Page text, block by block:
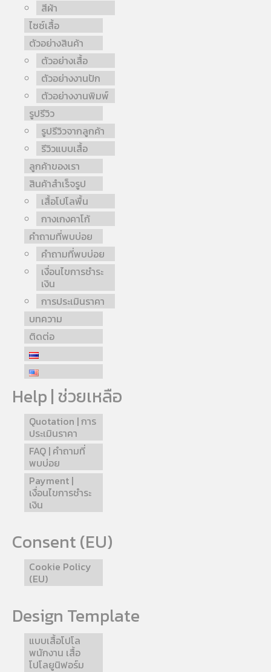
สีผ้า
ไซซ์เสื้อ
ตัวอย่างสินค้า
ตัวอย่างเสื้อ
ตัวอย่างงานปัก
ตัวอย่างงานพิมพ์
รูปรีวิว
รูปรีวิวจากลูกค้า
รีวิวแบบเสื้อ
ลูกค้าของเรา
สินค้าสำเร็จรูป
เสื้อโปโลพื้น
กางเกงคาโก้
คำถามที่พบบ่อย
คำถามที่พบบ่อย
เงื่อนไขการชำระ
เงิน
การประเมินราคา
บทความ
ติดต่อ
Help | ช่วยเหลือ
Quotation | การ
ประเมินราคา
FAQ | คำถามที่
พบบ่อย
Payment |
เงื่อนไขการชำระ
เงิน
Consent (EU)
Cookie Policy
(EU)
Design Template
แบบเสื้อโปโล
พนักงาน เสื้อ
โปโลยูนิฟอร์ม